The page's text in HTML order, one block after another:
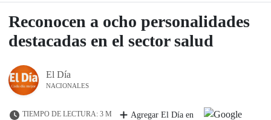
Reconocen a ocho personalidades
destacadas en el sector salud
El Día
NACIONALES
TIEMPO DE LECTURA: 3 M Agregar El Día en